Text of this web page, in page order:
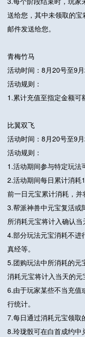
送给您，其中未领取的
邮件发送给您。
青梅竹马
活动时间：8月20号至9月
活动规则：
1.累计充值至指定金额可
比翼双飞
活动时间：8月20号至9月
活动规则：
1.活动期间参与特定玩法
2.活动期间每日累计消耗
前一日元宝累计消耗，并
3.帮派神兽中元宝复活或
所消耗元宝将计入确认当
4.部分玩法元宝消耗不进
真经等。
5.团购玩法中所消耗的元
消耗元宝将计入当天的元
6.由于玩家某些不当充值
行统计。
7.每日通过消耗元宝领取
8.玲珑骰可在白首成约中